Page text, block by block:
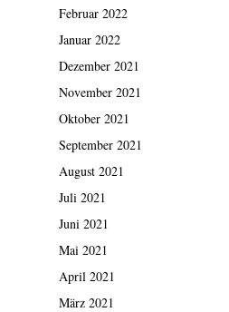
Februar 2022
Januar 2022
Dezember 2021
November 2021
Oktober 2021
September 2021
August 2021
Juli 2021
Juni 2021
Mai 2021
April 2021
März 2021